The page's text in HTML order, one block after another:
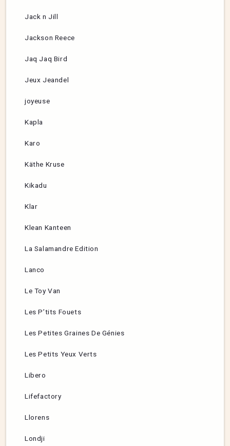
Jack n Jill
Jackson Reece
Jaq Jaq Bird
Jeux Jeandel
joyeuse
Kapla
Karo
Käthe Kruse
Kikadu
Klar
Klean Kanteen
La Salamandre Edition
Lanco
Le Toy Van
Les P’tits Fouets
Les Petites Graines De Génies
Les Petits Yeux Verts
Libero
Lifefactory
Llorens
Londji